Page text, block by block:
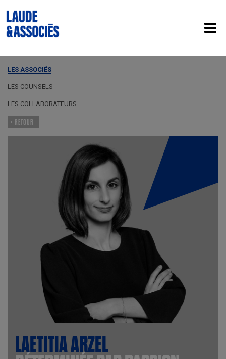
LES ASSOCIÉS
LES COUNSELS
LES COLLABORATEURS
< RETOUR
LAETITIAARZEL